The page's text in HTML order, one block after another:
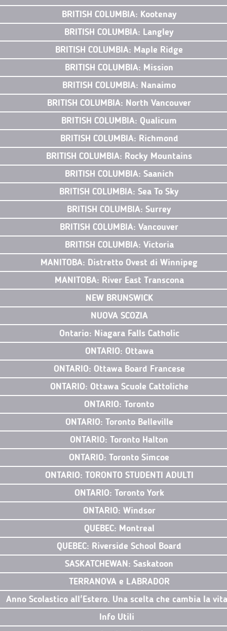
BRITISH COLUMBIA: Kootenay
BRITISH COLUMBIA: Langley
BRITISH COLUMBIA: Maple Ridge
BRITISH COLUMBIA: Mission
BRITISH COLUMBIA: Nanaimo
BRITISH COLUMBIA: North Vancouver
BRITISH COLUMBIA: Qualicum
BRITISH COLUMBIA: Richmond
BRITISH COLUMBIA: Rocky Mountains
BRITISH COLUMBIA: Saanich
BRITISH COLUMBIA: Sea To Sky
BRITISH COLUMBIA: Surrey
BRITISH COLUMBIA: Vancouver
BRITISH COLUMBIA: Victoria
MANITOBA: Distretto Ovest di Winnipeg
MANITOBA: River East Transcona
NEW BRUNSWICK
NUOVA SCOZIA
Ontario: Niagara Falls Catholic
ONTARIO: Ottawa
ONTARIO: Ottawa Board Francese
ONTARIO: Ottawa Scuole Cattoliche
ONTARIO: Toronto
ONTARIO: Toronto Belleville
ONTARIO: Toronto Halton
ONTARIO: Toronto Simcoe
ONTARIO: TORONTO STUDENTI ADULTI
ONTARIO: Toronto York
ONTARIO: Windsor
QUEBEC: Montreal
QUEBEC: Riverside School Board
SASKATCHEWAN: Saskatoon
TERRANOVA e LABRADOR
Anno Scolastico all'Estero. Una scelta che cambia la vita
Info Utili